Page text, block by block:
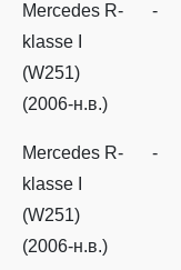
Mercedes R-
klasse I
(W251)
(2006-н.в.)
-
Mercedes R-
klasse I
(W251)
(2006-н.в.)
-